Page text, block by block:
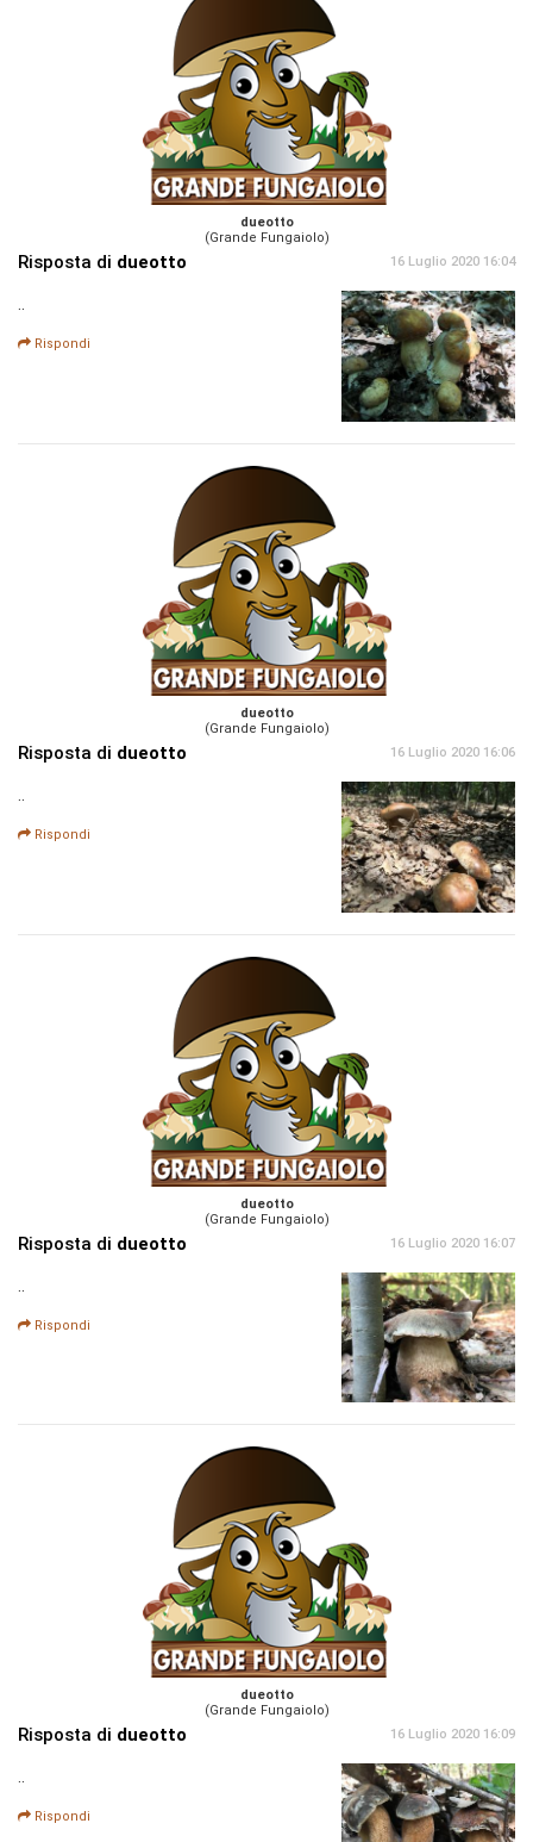
dueotto
(Grande Fungaiolo)
Risposta di dueotto 16 Luglio 2020 16:04
..
Rispondi
dueotto
(Grande Fungaiolo)
Risposta di dueotto 16 Luglio 2020 16:06
..
Rispondi
dueotto
(Grande Fungaiolo)
Risposta di dueotto 16 Luglio 2020 16:07
..
Rispondi
dueotto
(Grande Fungaiolo)
Risposta di dueotto 16 Luglio 2020 16:09
Rispondi